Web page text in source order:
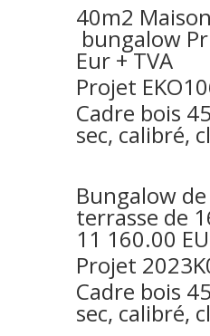
40m2
bungalow
Eur + TVA
Projet
Cadre bois
sec, calibré,
Bungalow
terrasse de
11 160.00
Projet
Cadre bois
sec, calibré,